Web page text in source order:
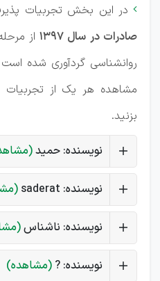
 در این بخش تجربیات
صادرات در سال 1397
از
روانشناسی گردآوری شده است
مشاهده هر یک از تجربیات
بزنید.
نویسنده: حمید
نویسنده: saderat
نویسنده: ناشناس
نویسنده: ? (مشاهده)